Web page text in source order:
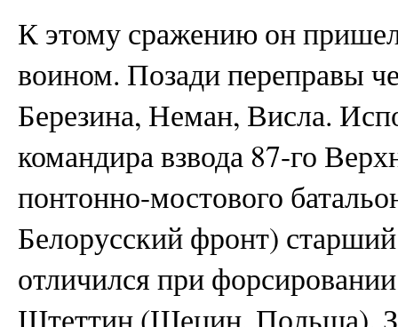
К этому сражению он
воином. Позади переправы
Березина, Неман, Висла.
командира взвода 87-го
понтонно-мостового
Белорусский фронт)
отличился при